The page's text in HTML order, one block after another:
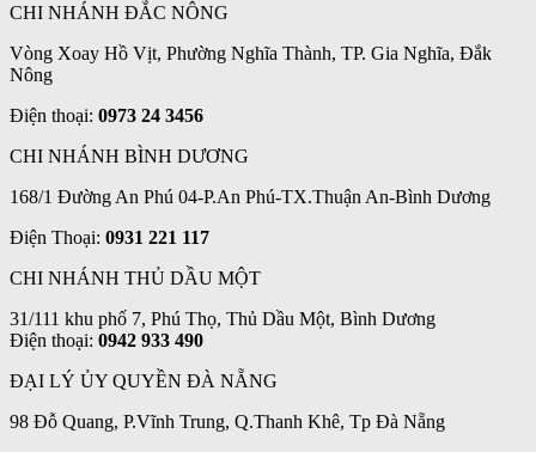
CHI NHÁNH ĐẮC NÔNG
Vòng Xoay Hồ Vịt, Phường Nghĩa Thành, TP. Gia Nghĩa, Đắk
Nông
Điện thoại: 0973 24 3456
CHI NHÁNH BÌNH DƯƠNG
168/1 Đường An Phú 04-P.An Phú-TX.Thuận An-Bình Dương
Điện Thoại: 0931 221 117
CHI NHÁNH THỦ DẦU MỘT
31/111 khu phố 7, Phú Thọ, Thủ Dầu Một, Bình Dương
Điện thoại: 0942 933 490
ĐẠI LÝ ỦY QUYỀN ĐÀ NẴNG
98 Đỗ Quang, P.Vĩnh Trung, Q.Thanh Khê, Tp Đà Nẵng